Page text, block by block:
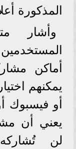
المذكورة
وأشار
أماكن
يمكنهم
أو فيسبوك
يعني أن
لن